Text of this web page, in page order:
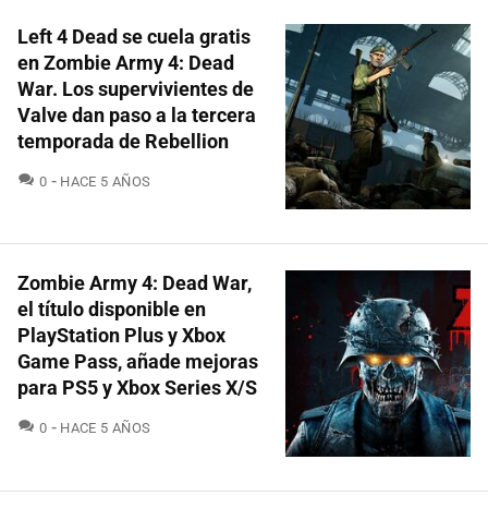
Left 4 Dead se cuela gratis
en Zombie Army 4: Dead
War. Los supervivientes de
Valve dan paso a la tercera
temporada de Rebellion
0 COMENTARIOS
HACE 5 AÑOS
Zombie Army 4: Dead War,
el título disponible en
PlayStation Plus y Xbox
Game Pass, añade mejoras
para PS5 y Xbox Series X/S
0 COMENTARIOS
HACE 5 AÑOS